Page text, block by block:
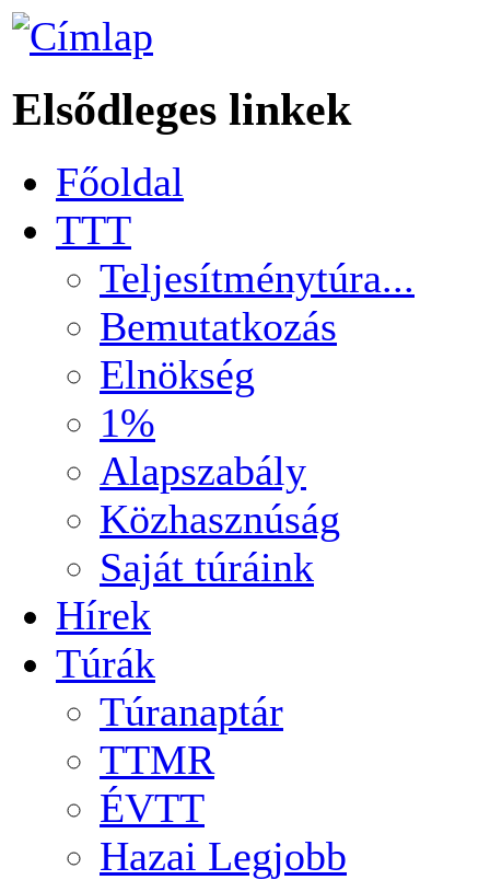
Elsődleges linkek
Főoldal
TTT
Teljesítménytúra...
Bemutatkozás
Elnökség
1%
Alapszabály
Közhasznúság
Saját túráink
Hírek
Túrák
Túranaptár
TTMR
ÉVTT
Hazai Legjobb